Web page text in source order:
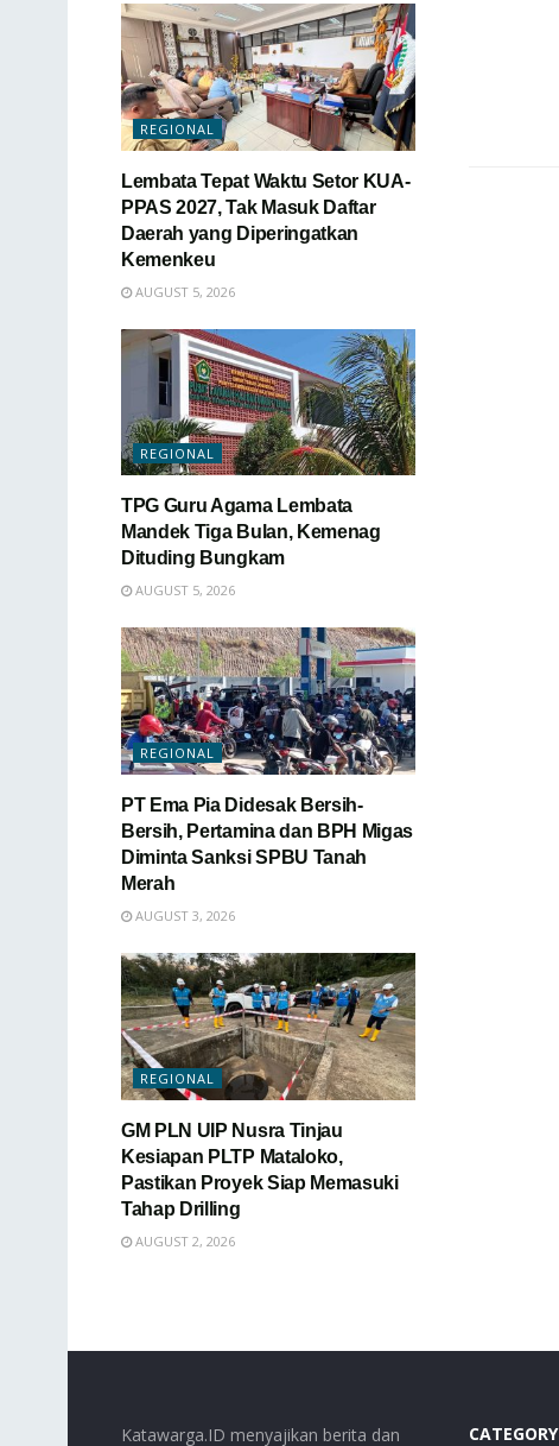
REGIONAL
Lembata Tepat Waktu Setor KUA-
PPAS 2027, Tak Masuk Daftar
Daerah yang Diperingatkan
Kemenkeu
AUGUST 5, 2026
REGIONAL
TPG Guru Agama Lembata
Mandek Tiga Bulan, Kemenag
Dituding Bungkam
AUGUST 5, 2026
REGIONAL
PT Ema Pia Didesak Bersih-
Bersih, Pertamina dan BPH Migas
Diminta Sanksi SPBU Tanah
Merah
AUGUST 3, 2026
REGIONAL
GM PLN UIP Nusra Tinjau
Kesiapan PLTP Mataloko,
Pastikan Proyek Siap Memasuki
Tahap Drilling
AUGUST 2, 2026
Katawarga.ID menyajikan berita dan CATEGORY